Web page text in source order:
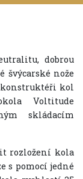
dobrou
švýcarské nože
konstruktéři kol
Voltitude
skládacím
rozložení kola
s pomocí jedné